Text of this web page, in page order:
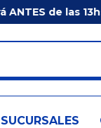
de las 13hs
SUCURSALES